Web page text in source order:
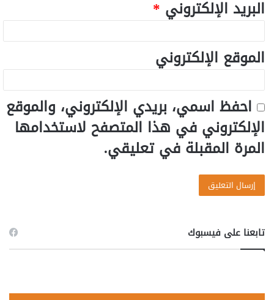
البريد الإلكتروني *
الموقع الإلكتروني
احفظ اسمي، بريدي الإلكتروني، والموقع
الإلكتروني في هذا المتصفح لاستخدامها
المرة المقبلة في تعليقي.
تابعنا على فيسبوك